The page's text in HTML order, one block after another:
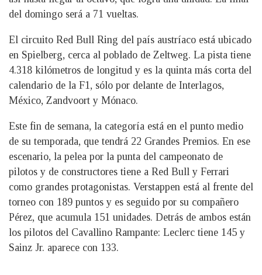
del domingo será a 71 vueltas.
El circuito Red Bull Ring del país austríaco está ubicado
en Spielberg, cerca al poblado de Zeltweg. La pista tiene
4.318 kilómetros de longitud y es la quinta más corta del
calendario de la F1, sólo por delante de Interlagos,
México, Zandvoort y Mónaco.
Este fin de semana, la categoría está en el punto medio
de su temporada, que tendrá 22 Grandes Premios. En ese
escenario, la pelea por la punta del campeonato de
pilotos y de constructores tiene a Red Bull y Ferrari
como grandes protagonistas. Verstappen está al frente del
torneo con 189 puntos y es seguido por su compañero
Pérez, que acumula 151 unidades. Detrás de ambos están
los pilotos del Cavallino Rampante: Leclerc tiene 145 y
Sainz Jr. aparece con 133.